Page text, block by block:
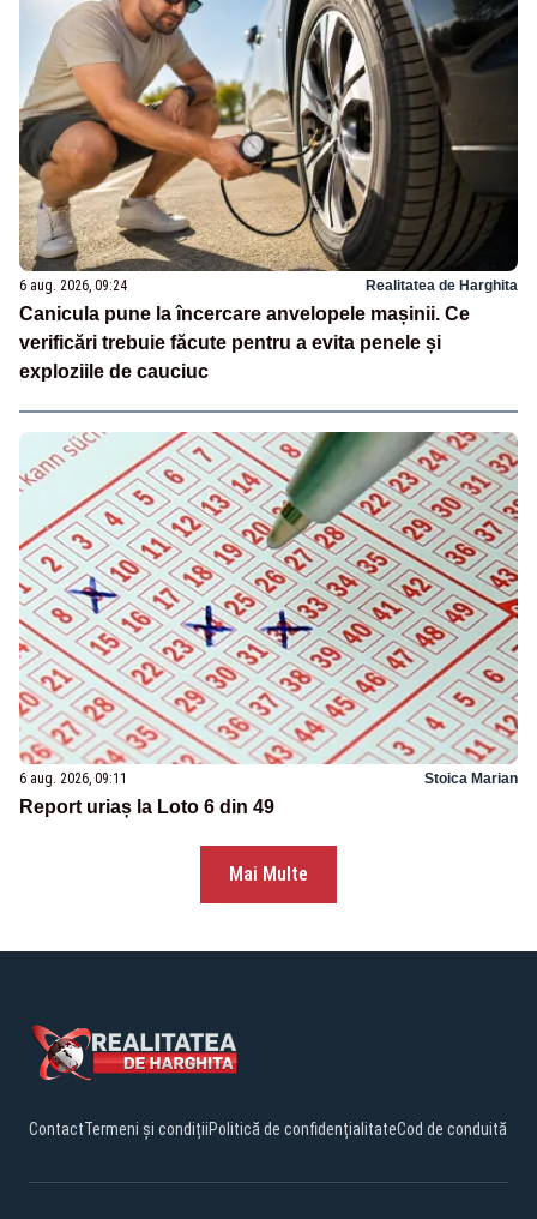
6 aug. 2026, 09:24 Realitatea de Harghita
Canicula pune la încercare anvelopele mașinii. Ce
verificări trebuie făcute pentru a evita penele și
exploziile de cauciuc
6 aug. 2026, 09:11 Stoica Marian
Report uriaș la Loto 6 din 49
Mai Multe
ContactTermeni și condițiiPolitică de confidențialitateCod de conduită